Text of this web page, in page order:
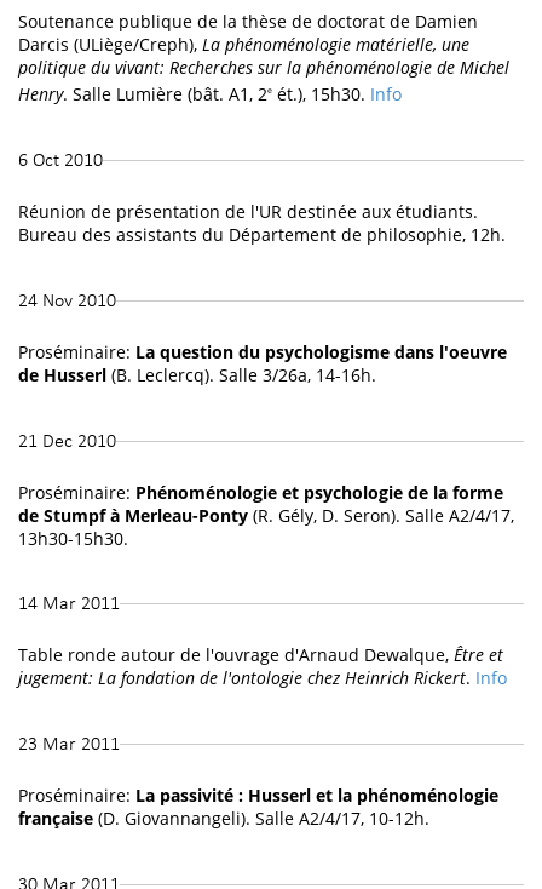
Soutenance publique de la thèse de doctorat de Damien
Darcis (ULiège/Creph), La phénoménologie matérielle, une
politique du vivant: Recherches sur la phénoménologie de Michel
Henry. Salle Lumière (bât. A1, 2e ét.), 15h30. Info
6 Oct 2010
Réunion de présentation de l'UR destinée aux étudiants.
Bureau des assistants du Département de philosophie, 12h.
24 Nov 2010
Proséminaire: La question du psychologisme dans l'oeuvre
de Husserl (B. Leclercq). Salle 3/26a, 14-16h.
21 Dec 2010
Proséminaire: Phénoménologie et psychologie de la forme
de Stumpf à Merleau-Ponty (R. Gély, D. Seron). Salle A2/4/17,
13h30-15h30.
14 Mar 2011
Table ronde autour de l'ouvrage d'Arnaud Dewalque, Être et
jugement: La fondation de l'ontologie chez Heinrich Rickert. Info
23 Mar 2011
Proséminaire: La passivité : Husserl et la phénoménologie
française (D. Giovannangeli). Salle A2/4/17, 10-12h.